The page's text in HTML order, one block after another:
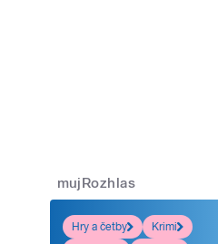
mujRozhlas
Hry a četby
Krimi